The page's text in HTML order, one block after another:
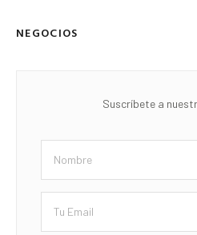
NEGOCIOS
Suscríbete a